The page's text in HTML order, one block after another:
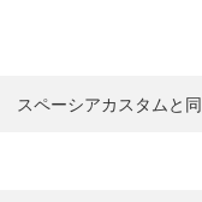
スペーシアカスタムと